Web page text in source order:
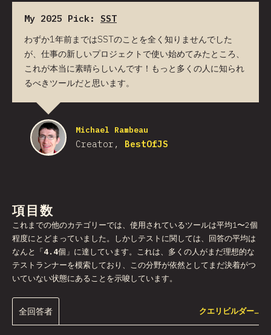
My 2025 Pick: SST
わずか1年前まではSSTのことを全く知りませんでした
が、仕事の新しいプロジェクトで使い始めてみたところ、
これが本当に素晴らしいんです！もっと多くの人に知られ
るべきツールだと思います。
Michael Rambeau
Creator, BestOfJS
項目数
これまでの他のカテゴリーでは、使用されているツールは平均1〜2個
程度にとどまっていました。しかしテストに関しては、回答の平均は
なんと「4.4個」に達しています。これは、多くの人がまだ理想的な
テストランナーを模索しており、この分野が依然としてまだ決着がつ
いていない状態にあることを示唆しています。
全回答者 クエリビルダー…